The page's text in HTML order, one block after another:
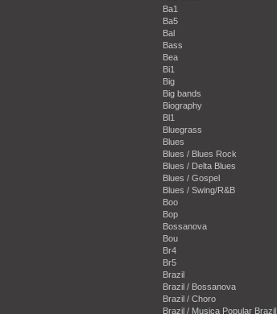
Ba1
Ba5
Bal
Bass
Bea
Bi1
Big
Big bands
Biography
Bl1
Bluegrass
Blues
Blues / Blues Rock
Blues / Delta Blues
Blues / Gospel
Blues / Swing/R&B
Boo
Bop
Bossanova
Bou
Br4
Br5
Brazil
Brazil / Bossanova
Brazil / Choro
Brazil / Musica Popular Brazil